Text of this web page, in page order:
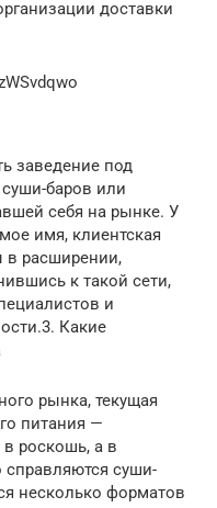
доставки
заведение под
баров или
себя на рынке. У
имя, клиентская
в расширении,
к такой сети,
и
Какие
рынка, текущая
питания —
в роскошь, а в
суши-
несколько форматов